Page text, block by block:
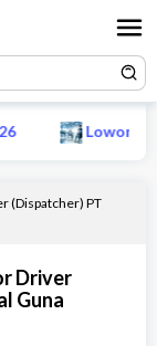
Lowongan
(Dispatcher) PT
Driver
Guna